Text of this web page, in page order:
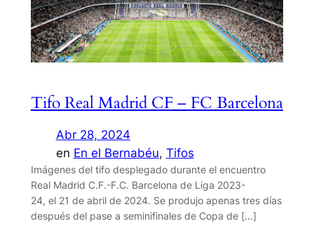
Tifo Real Madrid CF – FC Barcelona
Abr 28, 2024
en En el Bernabéu, Tifos
Imágenes del tifo desplegado durante el encuentro
Real Madrid C.F.-F.C. Barcelona de Liga 2023-
24, el 21 de abril de 2024. Se produjo apenas tres días
después del pase a seminifinales de Copa de […]